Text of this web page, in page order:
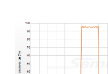
下载中心
新闻和活动